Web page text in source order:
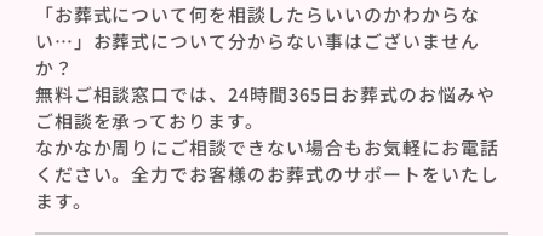
「お葬式について何を相談したらいいのかわからな
い…」お葬式について分からない事はございません
か？
無料ご相談窓口では、24時間365日お葬式のお悩みや
ご相談を承っております。
なかなか周りにご相談できない場合もお気軽にお電話
ください。全力でお客様のお葬式のサポートをいたし
ます。